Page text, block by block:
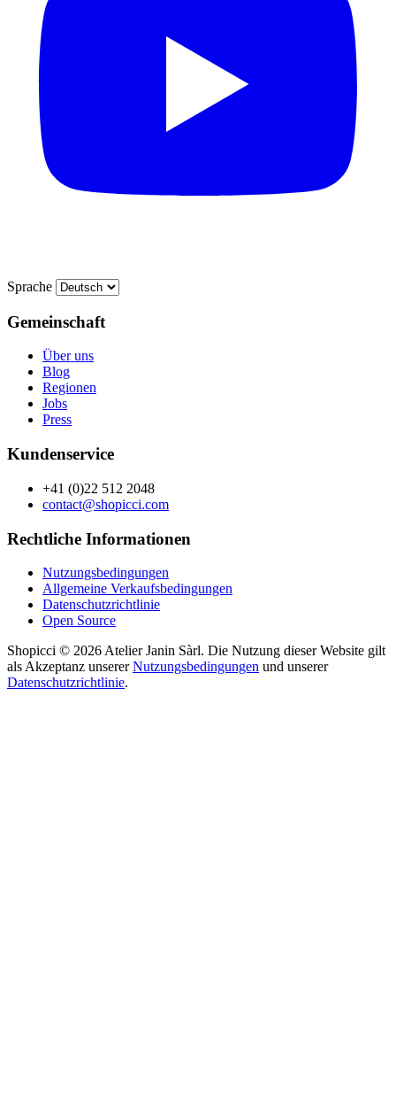
Sprache
Gemeinschaft
Über uns
Blog
Regionen
Jobs
Press
Kundenservice
+41 (0)22 512 2048
contact@shopicci.com
Rechtliche Informationen
Nutzungsbedingungen
Allgemeine Verkaufsbedingungen
Datenschutzrichtlinie
Open Source
Shopicci © 2026 Atelier Janin Sàrl. Die Nutzung dieser Website gilt
als Akzeptanz unsererNutzungsbedingungen und unserer
Datenschutzrichtlinie.